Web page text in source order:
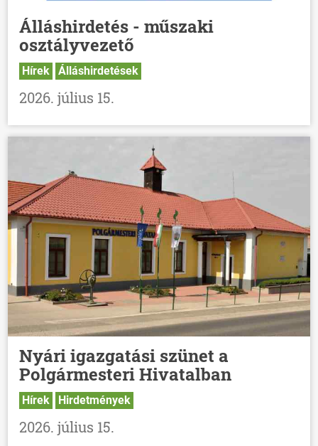
Álláshirdetés - műszaki
osztályvezető
Hírek Álláshirdetések
2026. július 15.
Nyári igazgatási szünet a
Polgármesteri Hivatalban
Hírek Hirdetmények
2026. július 15.